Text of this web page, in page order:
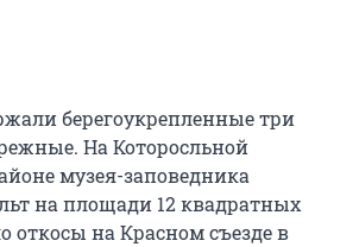
берегоукрепленные три
На Которосльной
музея-заповедника
на площади 12 квадратных
откосы на Красном съезде в